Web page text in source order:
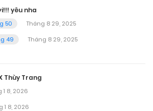
yêu nha
50
Tháng 8 29, 2025
49
Tháng 8 29, 2025
Thùy Trang
1 8, 2026
1 8, 2026